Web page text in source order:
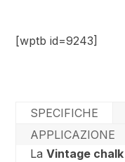
[wptb id=9243]
SPECIFICHE
APPLICAZIONE
LaVintage